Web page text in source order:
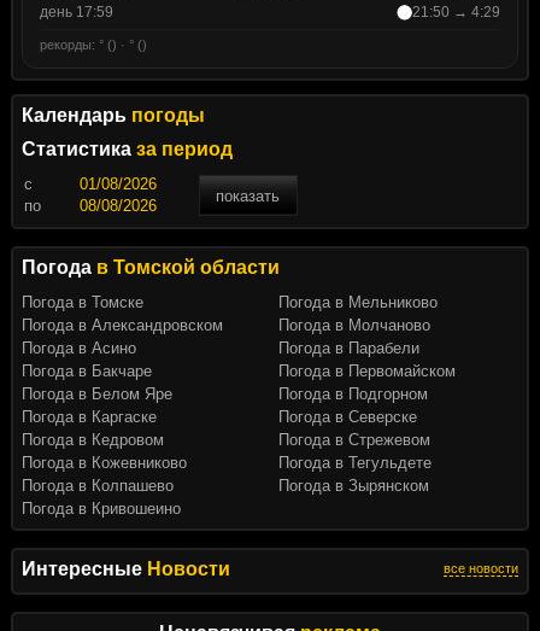
Интересные Новости все новости
день 17:59
21:50 → 4:29
рекорды: ° () · ° ()
Календарь погоды
Статистика за период
c
показать
по
Погода в Томской области
Погода в Томске
Погода в Александровском
Погода в Асино
Погода в Бакчаре
Погода в Белом Яре
Погода в Каргаске
Погода в Кедровом
Погода в Кожевниково
Погода в Колпашево
Погода в Кривошеино
Погода в Мельниково
Погода в Молчаново
Погода в Парабели
Погода в Первомайском
Погода в Подгорном
Погода в Северске
Погода в Стрежевом
Погода в Тегульдете
Погода в Зырянском